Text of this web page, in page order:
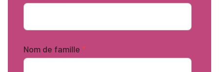
Nom de famille *